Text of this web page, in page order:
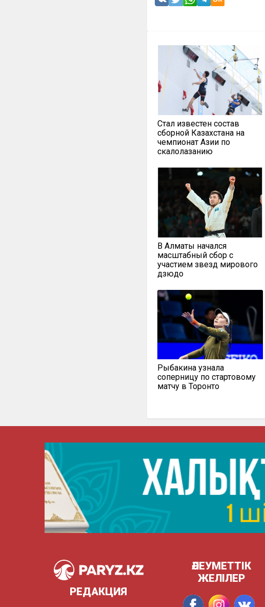
Стал известен состав
сборной Казахстана на
чемпионат Азии по
скалолазанию
В Алматы начался
масштабный сбор с
участием звезд мирового
дзюдо
Рыбакина узнала
соперницу по стартовому
матчу в Торонто
РЕДАКЦИЯ
ӘЛЕУМЕТТІК
ЖЕЛІЛЕР